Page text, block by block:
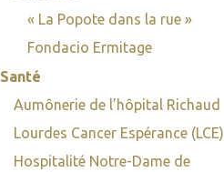
« La Popote dans la rue »
Fondacio Ermitage
Santé
Aumônerie de l’hôpital Richaud
Lourdes Cancer Espérance (LCE)
Hospitalité Notre-Dame de